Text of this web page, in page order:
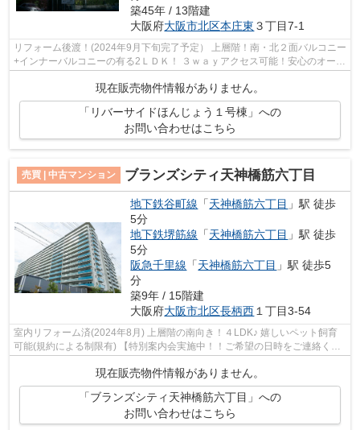
築45年 / 13階建
大阪府大阪市北区本庄東 ３丁目7-1
リフォーム後渡！(2024年9月下旬完了予定） 上層階！南・北２面バルコニー
+インナーバルコニーの有る2ＬＤＫ！ ３ｗａｙアクセス可能！安心のオート
現在販売物件情報がありません。
「リバーサイドほんじょう１号棟」への
お問い合わせはこちら
売買 | 中古マンション ブランズシティ天神橋筋六丁目
地下鉄谷町線 「天神橋筋六丁目 」駅 徒歩
5分
地下鉄堺筋線 「天神橋筋六丁目 」駅 徒歩
5分
阪急千里線 「天神橋筋六丁目 」駅 徒歩5
分
築9年 / 15階建
大阪府大阪市北区長柄西 １丁目3-54
室内リフォーム済(2024年8月) 上層階の南向き！４LDK♪ 嬉しいペット飼育
可能(規約による制限有) 【特別案内会実施中！！ご希望の日時をご連絡くだ
さい！】
現在販売物件情報がありません。
「ブランズシティ天神橋筋六丁目」への
お問い合わせはこちら